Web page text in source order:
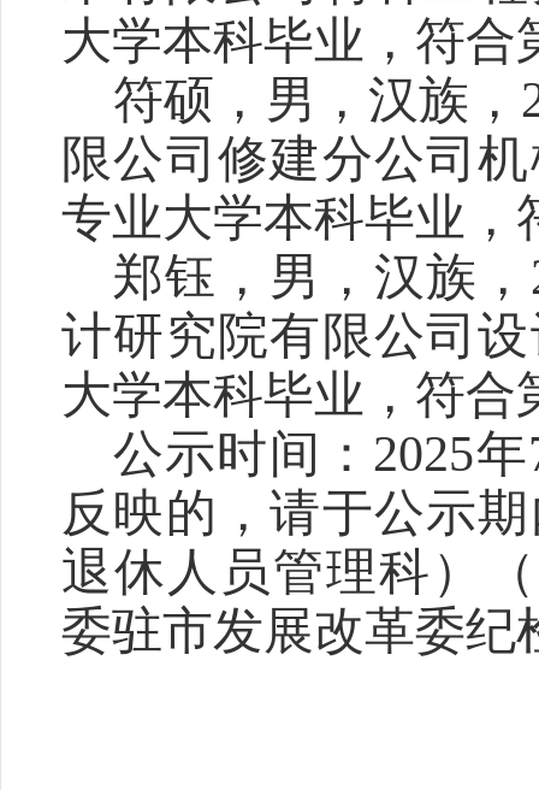
大学本科毕业，符合
符硕，男，汉族，
限公司修建分公司
专业大学本科毕业，
郑钰，男，汉族，
计研究院有限公司
大学本科毕业，符合
公示时间： 2025年
反映的，请于公示
退休人员管理科） （
委驻市发展改革委纪